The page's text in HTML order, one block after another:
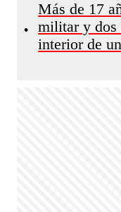
•
Más de 17
militar y dos
interior de